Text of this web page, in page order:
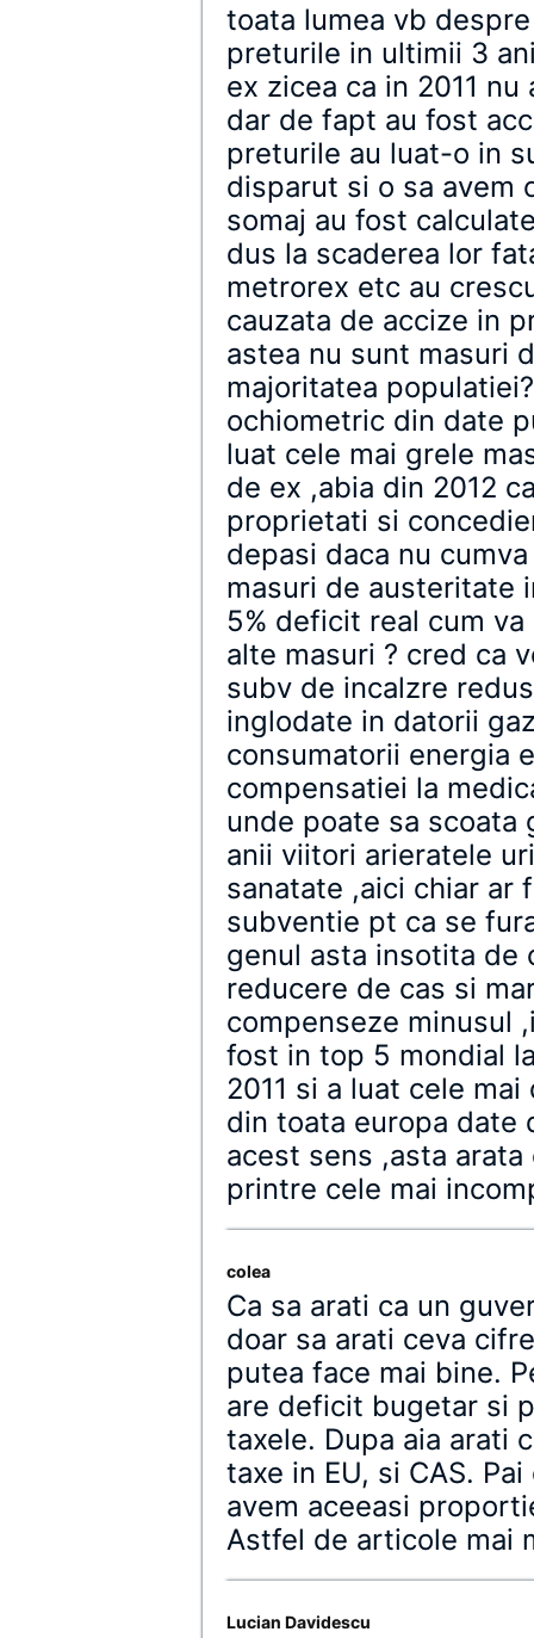
toata lumea vb
preturile in ultimii 3
ex zicea ca in 2011
dar de fapt au fost
preturile au luat-o in
disparut si o sa avem
somaj au fost
dus la scaderea lor
metrorex etc au
cauzata de accize in
astea nu sunt masuri
majoritatea
ochiometric din date
luat cele mai grele
de ex ,abia din 2012
proprietati si
depasi daca nu
masuri de austeritate
5% deficit real cum
alte masuri ? cred ca
subv de incalzre
inglodate in datorii
consumatorii energia
compensatiei la
unde poate sa scoata
anii viitori arieratele
sanatate ,aici chiar ar
subventie pt ca se
genul asta insotita de
reducere de cas si
compenseze minusul
fost in top 5 mondial
2011 si a luat cele
din toata europa date
acest sens ,asta
printre cele mai
colea
Ca sa arati ca un
doar sa arati ceva
putea face mai bine.
are deficit bugetar si
taxele. Dupa aia arati
taxe in EU, si CAS.
avem aceeasi
Astfel de articole mai
Lucian Davidescu